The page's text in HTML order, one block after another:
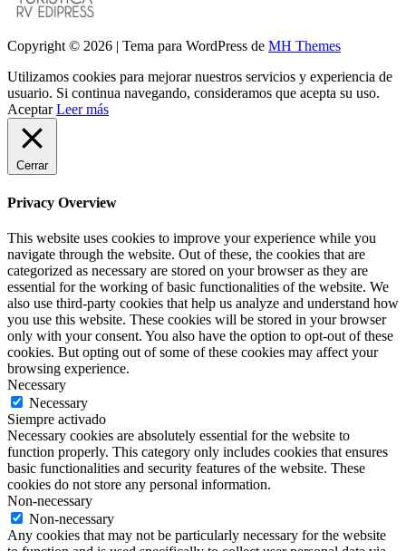
Copyright © 2026 | Tema para WordPress de MH Themes
Utilizamos cookies para mejorar nuestros servicios y experiencia de
usuario. Si continua navegando, consideramos que acepta su uso.
Aceptar Leer más
Cerrar
Privacy Overview
This website uses cookies to improve your experience while you
navigate through the website. Out of these, the cookies that are
categorized as necessary are stored on your browser as they are
essential for the working of basic functionalities of the website. We
also use third-party cookies that help us analyze and understand how
you use this website. These cookies will be stored in your browser
only with your consent. You also have the option to opt-out of these
cookies. But opting out of some of these cookies may affect your
browsing experience.
Necessary
Necessary
Siempre activado
Necessary cookies are absolutely essential for the website to
function properly. This category only includes cookies that ensures
basic functionalities and security features of the website. These
cookies do not store any personal information.
Non-necessary
Non-necessary
Any cookies that may not be particularly necessary for the website